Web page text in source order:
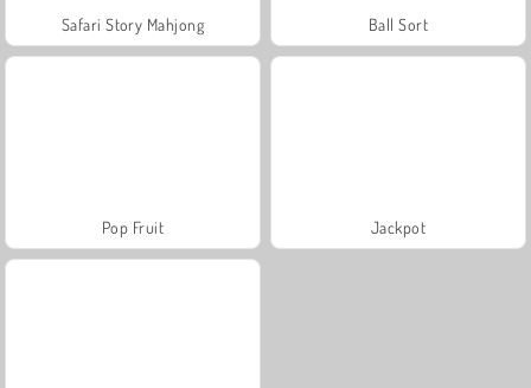
Safari Story Mahjong Ball Sort
Pop Fruit Jackpot